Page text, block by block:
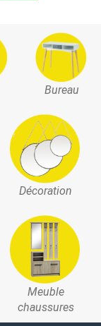
Bureau
Décoration
Meuble
chaussures